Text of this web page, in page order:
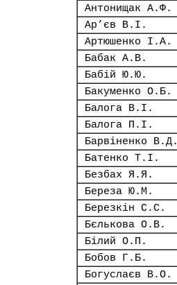
Антонищак А.Ф.
Ар’єв В.І.
Артюшенко І.А.
Бабак А.В.
Бабій Ю.Ю.
Бакуменко О.Б.
Балога В.І.
Балога П.І.
Барвіненко В.Д.
Батенко Т.І.
Безбах Я.Я.
Береза Ю.М.
Березкін С.С.
Бєлькова О.В.
Білий О.П.
Бобов Г.Б.
Богуслаєв В.О.